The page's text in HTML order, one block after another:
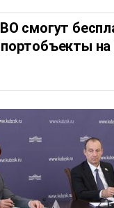
смогут
на